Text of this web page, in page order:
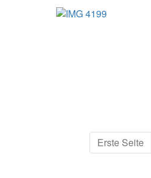
Erste Seite